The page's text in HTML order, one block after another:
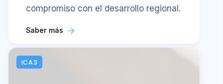
compromiso con el desarrollo regional.
Saber más
ICA3